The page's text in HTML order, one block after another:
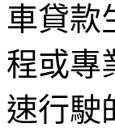
車貸款
程或專
速行駛